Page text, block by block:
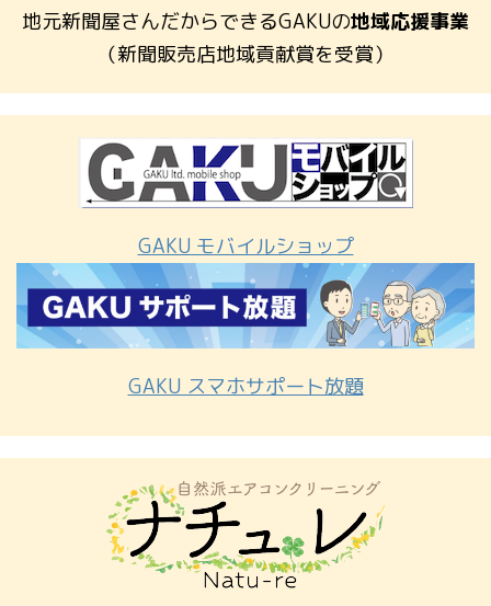
地元新聞屋さんだからできるGAKUの地域応援事業
（新聞販売店地域貢献賞を受賞）
GAKU モバイルショップ
GAKU スマホサポート放題